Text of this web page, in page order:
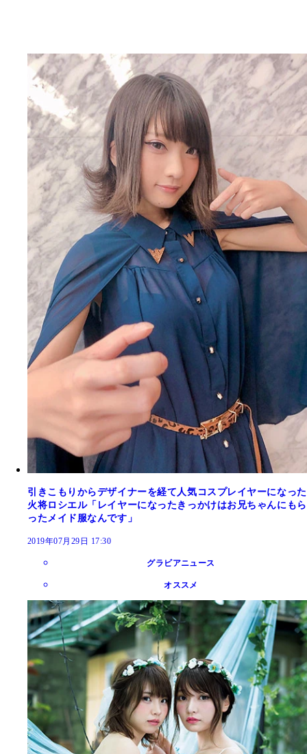
引きこもりからデザイナーを経て人気コスプレイヤーになった
火将ロシエル「レイヤーになったきっかけはお兄ちゃんにもら
ったメイド服なんです」
2019年07月29日 17:30
グラビアニュース
オススメ